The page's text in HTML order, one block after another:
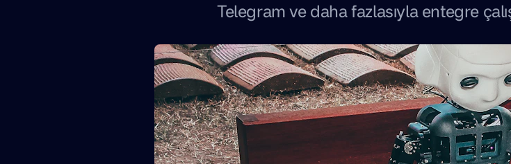
Telegram ve daha fazlasıyla entegre